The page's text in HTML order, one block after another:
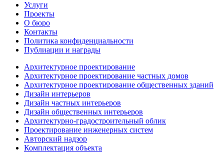
Услуги
Проекты
О бюро
Контакты
Политика конфиденциальности
Публиации и награды
Архитектурное проектирование
Архитектурное проектирование частных домов
Архитектурное проектирование общественных зданий
Дизайн интерьеров
Дизайн частных интерьеров
Дизайн общественных интерьеров
Архитектурно-градостроительный облик
Проектирование инженерных систем
Авторский надзор
Комплектация объекта